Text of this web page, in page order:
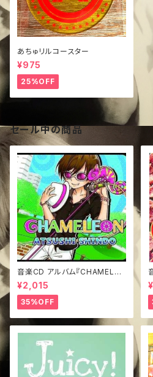
あちゅリルコースター
¥975
25%OFF
セール中の商品
音楽CD アルバム『CHAMELEO
N』
¥2,015
35%OFF